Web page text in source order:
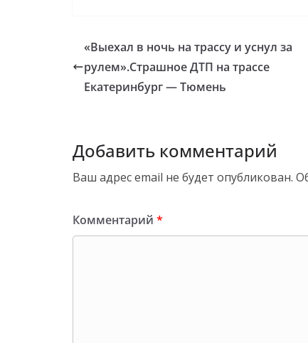
«Выехал в ночь на трассу и уснул за
рулем».Страшное ДТП на трассе
Екатеринбург — Тюмень
Добавить комментарий
Ваш адрес email не будет опубликован.
Комментарий *